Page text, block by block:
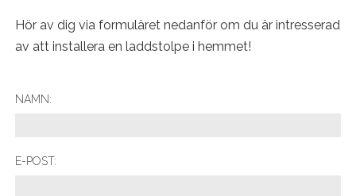
Hör av dig via formuläret nedanför om du är intresserad
av att installera en laddstolpe i hemmet!
NAMN:
E-POST: